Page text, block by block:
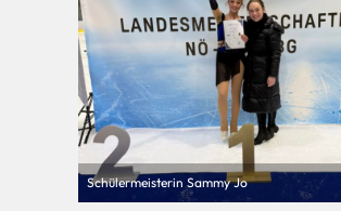
Schülermeisterin Sammy Jo